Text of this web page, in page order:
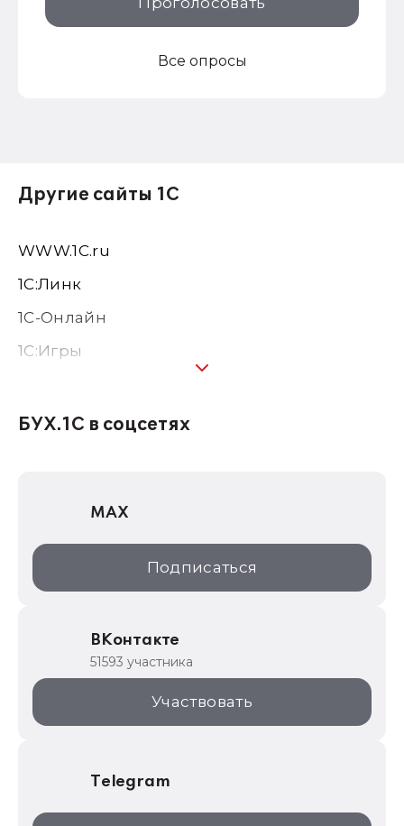
Все опросы
Другие сайты 1С
WWW.1С.ru
1С:Линк
1С-Онлайн
1C:Игры
1С:Консалтинг
1С:Дистрибьюция
1С:Образование
ИТС.1C.ru
1С:Торговая площадка
БУХ.1С в соцсетях
MAX
Подписаться
ВКонтакте
51593 участника
Участвовать
Telegram